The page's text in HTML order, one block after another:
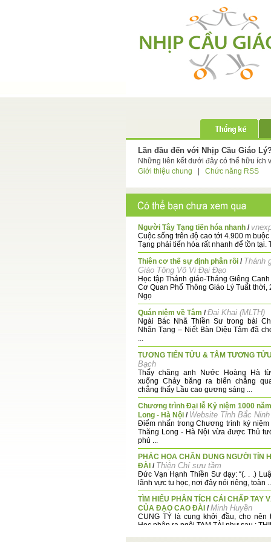
Lần đầu đến với Nhịp Cầu Giáo
Những liên kết dưới đây có thể hữu ích
Giới thiệu chung
Chức năng RSS
Người Tây Tạng tiến hóa nhanh /
Cuộc sống trên độ cao tới 4.900 m
Tạng phải tiến hóa rất nhanh để tồn tại.
Thiên cơ thế sự định phân rồi / Thánh
Giáo Tông Vô Vi Đại Đạo
Học tập Thánh giáo-Tháng Giêng
Cơ Quan Phổ Thông Giáo Lý Tuất thời,
Ngọ
Quán niệm về Tâm /Đại Khai (MLTH)
Ngài Bác Nhã Thiền Sư trong bài
Nhãn Tạng – Niết Bàn Diệu Tâm đã
...
TƯƠNG TIẾN TỬU & TÂM TƯƠNG TỬU
Bạch
Thấy chăng anh Nước Hoàng Hà
xuống Chảy băng ra biển chẳng
chẳng thấy Lầu cao gương sáng ...
Chương trình Đại lễ Kỷ niệm 1000
Long - Hà Nội / Website Tỉnh Bắc Ninh
Điểm nhấn trong Chương trình kỷ niệm
Thăng Long - Hà Nội vừa được Thủ
phủ ...
PHÁC HỌA CHÂN DUNG NGƯỜI TÍN
ĐÀI / Thiện Chí sưu tầm
Đức Vạn Hạnh Thiền Sư dạy: “(. . .)
lãnh vực tu học, nơi đây nói riêng, toàn
TÌM HIỂU PHÂN TÍCH CÁI CHẤP TAY
CỦA ĐẠO CAO ĐÀI /Minh Huyền
CUNG TÝ là cung khởi đầu, cho nên
Học phân ra ngôi TAM TÀI như sau :